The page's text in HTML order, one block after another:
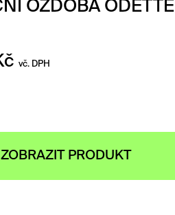
OZDOBA ODETTE
vč. DPH
ZOBRAZIT PRODUKT